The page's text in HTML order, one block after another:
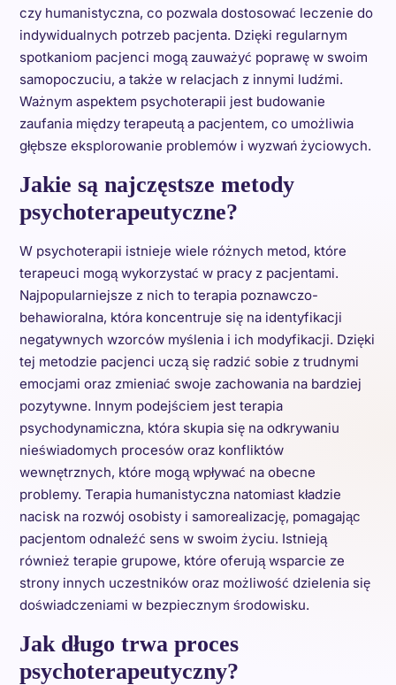
czy humanistyczna, co pozwala dostosować leczenie do
indywidualnych potrzeb pacjenta. Dzięki regularnym
spotkaniom pacjenci mogą zauważyć poprawę w swoim
samopoczuciu, a także w relacjach z innymi ludźmi.
Ważnym aspektem psychoterapii jest budowanie
zaufania między terapeutą a pacjentem, co umożliwia
głębsze eksplorowanie problemów i wyzwań życiowych.
Jakie są najczęstsze metody
psychoterapeutyczne?
W psychoterapii istnieje wiele różnych metod, które
terapeuci mogą wykorzystać w pracy z pacjentami.
Najpopularniejsze z nich to terapia poznawczo-
behawioralna, która koncentruje się na identyfikacji
negatywnych wzorców myślenia i ich modyfikacji. Dzięki
tej metodzie pacjenci uczą się radzić sobie z trudnymi
emocjami oraz zmieniać swoje zachowania na bardziej
pozytywne. Innym podejściem jest terapia
psychodynamiczna, która skupia się na odkrywaniu
nieświadomych procesów oraz konfliktów
wewnętrznych, które mogą wpływać na obecne
problemy. Terapia humanistyczna natomiast kładzie
nacisk na rozwój osobisty i samorealizację, pomagając
pacjentom odnaleźć sens w swoim życiu. Istnieją
również terapie grupowe, które oferują wsparcie ze
strony innych uczestników oraz możliwość dzielenia się
doświadczeniami w bezpiecznym środowisku.
Jak długo trwa proces
psychoterapeutyczny?